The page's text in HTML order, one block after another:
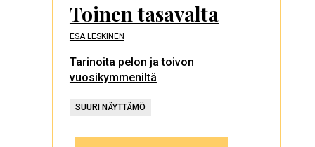
Toinen tasavalta
ESA LESKINEN
Tarinoita pelon ja toivon
vuosikymmeniltä
SUURI NÄYTTÄMÖ